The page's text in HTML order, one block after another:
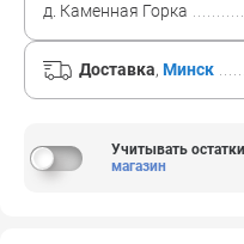
д. Каменная Горка
Доставка, Минск
Учитывать
магазин